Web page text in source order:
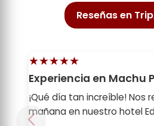
Reseñas en
de la
★★★★★
Excelente servicio
Nos encantó conocer
preocuparnos por la